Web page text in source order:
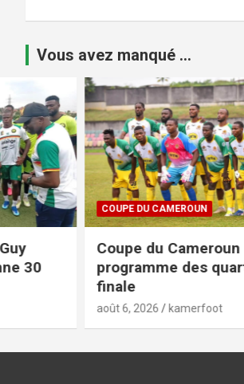
Vous avez manqué ...
COUPE DU CAMEROUN
Coupe du Cameroun : voici le
programme des quarts de
août 6, 2026 kamerfoot